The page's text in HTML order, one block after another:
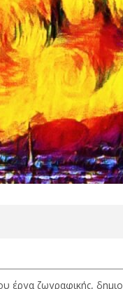
ζωγραφικής,